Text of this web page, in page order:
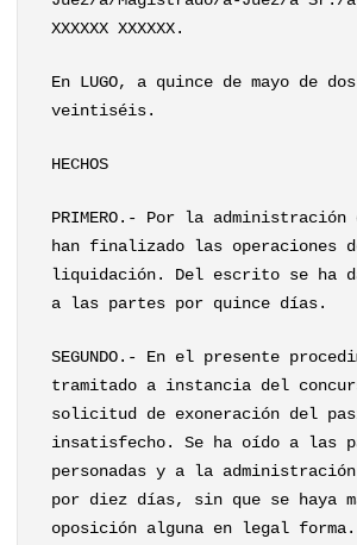
XXXXXX XXXXXX.
En LUGO, a quince de mayo de
veintiséis.
HECHOS
PRIMERO.- Por la
han finalizado las operaciones
liquidación. Del escrito se ha
a las partes por quince días.
SEGUNDO.- En el presente
tramitado a instancia del
solicitud de exoneración del
insatisfecho. Se ha oído a las
personadas y a la
por diez días, sin que se haya
oposición alguna en legal forma.